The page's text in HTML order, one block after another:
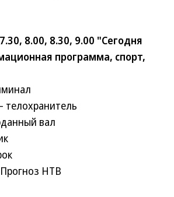
8.00, 8.30, 9.00 "Сегодня
программа, спорт,
вал
НТВ